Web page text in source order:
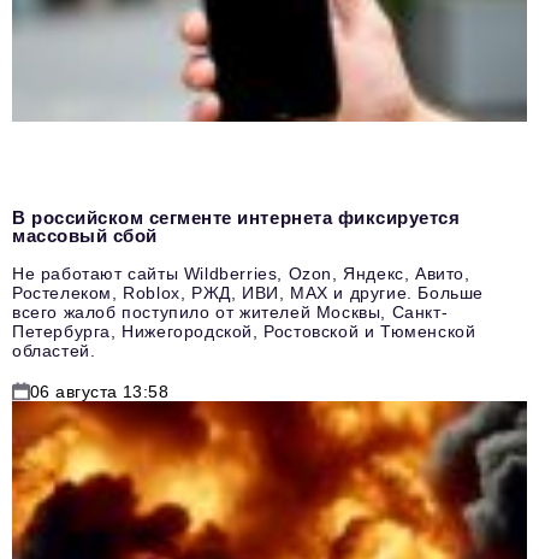
В российском сегменте интернета фиксируется
массовый сбой
Не работают сайты Wildberries, Ozon, Яндекс, Авито,
Ростелеком, Roblox, РЖД, ИВИ, MAX и другие. Больше
всего жалоб поступило от жителей Москвы, Санкт-
Петербурга, Нижегородской, Ростовской и Тюменской
областей.
06 августа 13:58